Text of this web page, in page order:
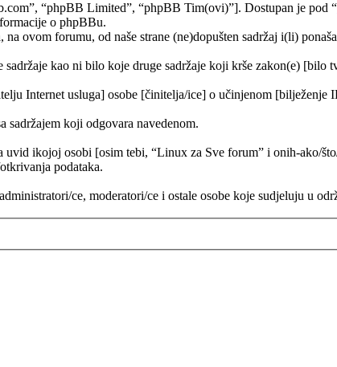
“phpBB Limited”, “phpBB Tim(ovi)”]. Dostupan je pod “
o phpBBu.
ovom forumu, od naše strane (ne)dopušten sadržaj i(li)
kao ni bilo koje druge sadržaje koji krše zakon(e) [bilo
Internet usluga] osobe [činitelja/ice] o učinjenom [bilježenje
sadržajem koji odgovara navedenom.
ikojoj osobi [osim tebi, “Linux za Sve forum” i onih-ako/
podataka.
ce, moderatori/ce i ostale osobe koje sudjeluju u